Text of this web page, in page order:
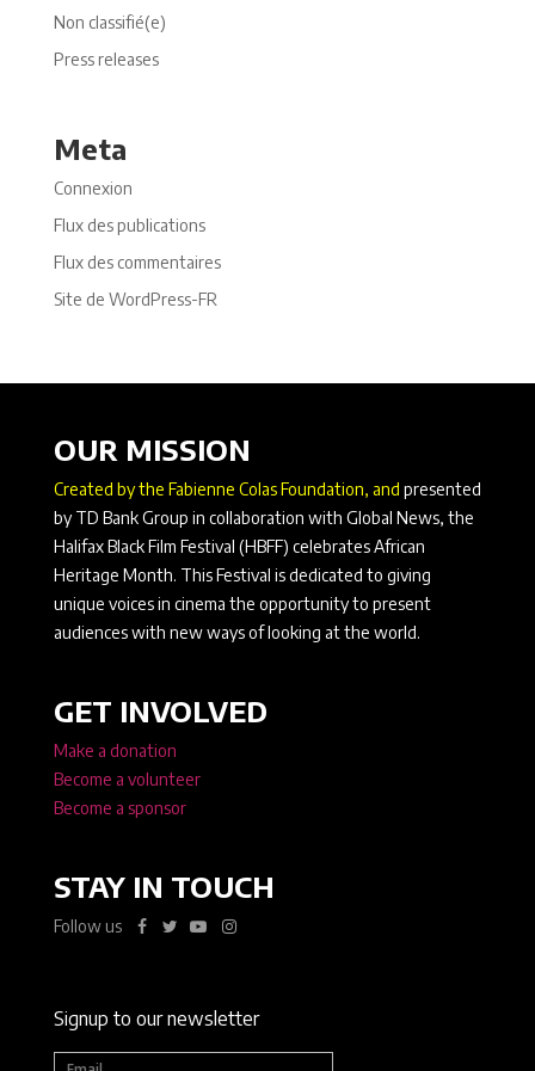
Non classifié(e)
Press releases
Meta
Connexion
Flux des publications
Flux des commentaires
Site de WordPress-FR
OUR MISSION
Created by the Fabienne Colas Foundation, and presented
by TD Bank Group in collaboration with Global News, the
Halifax Black Film Festival (HBFF) celebrates African
Heritage Month. This Festival is dedicated to giving
unique voices in cinema the opportunity to present
audiences with new ways of looking at the world.
GET INVOLVED
Make a donation
Become a volunteer
Become a sponsor
STAY IN TOUCH
Follow us
Signup to our newsletter